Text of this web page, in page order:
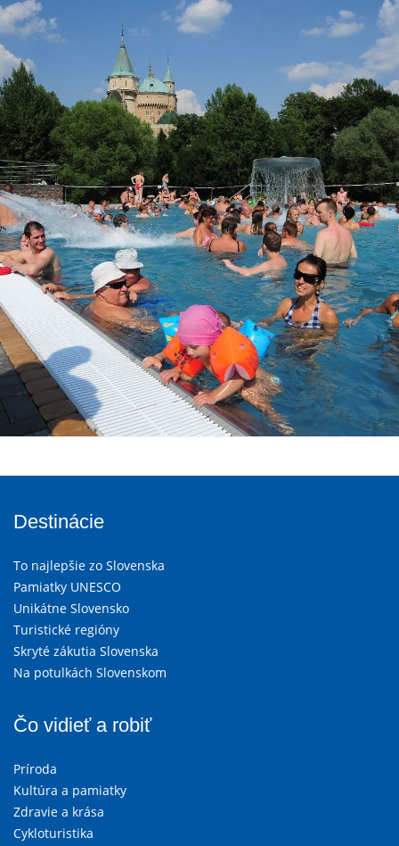
Destinácie
To najlepšie zo Slovenska
Pamiatky UNESCO
Unikátne Slovensko
Turistické regióny
Skryté zákutia Slovenska
Na potulkách Slovenskom
Čo vidieť a robiť
Príroda
Kultúra a pamiatky
Zdravie a krása
Cykloturistika